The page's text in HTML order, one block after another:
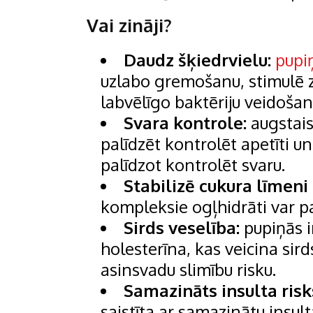
Vai zināji?
Daudz šķiedrvielu:
uzlabo gremošanu, stimulē
labvēlīgo baktēriju
Svara kontrole:
palīdzēt kontrolēt apetīti
palīdzot kontrolēt svaru.
Stabilizē cukura līmeni
kompleksie ogļhidrāti var
Sirds veselība: pupiņās
holesterīna, kas veicina
asinsvadu slimību risku.
Samazināts insulta